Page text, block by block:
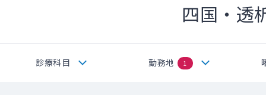
四国・透
診療科目 勤務地 1